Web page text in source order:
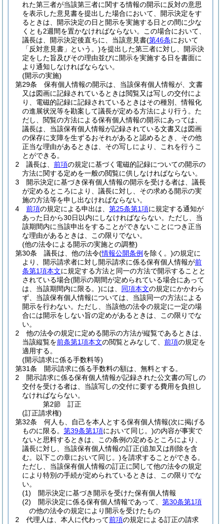
れた第三者が当該第三者に関する情報の開示に反対の意思
を表示した意見書を提出した場合において、開示決定をす
るときは、開示決定の日と開示を実施する日との間に少な
くとも2週間を置かなければならない。
この場合において、
議長は、開示決定後直ちに、当該意見書(第46条において
「反対意見書」という。)を提出した第三者に対し、開示決
定をした旨及びその理由並びに開示を実施する日を書面に
より通知しなければならない。
(開示の実施)
第29条
保有個人情報の開示は、当該保有個人情報が、文書
又は図画に記録されているときは閲覧又は写しの交付によ
り、電磁的記録に記録されているときはその種別、情報化
の進展状況等を勘案して議長が定める方法により行う。 た
だし、閲覧の方法による保有個人情報の開示にあっては、
議長は、当該保有個人情報が記録されている文書又は図画
の保存に支障を生ずるおそれがあると認めるとき、その他
正当な理由があるときは、その写しにより、これを行うこ
とができる。
2
議長は、 前項の規定に基づく電磁的記録についての開示の
方法に関する定めを一般の閲覧に供しなければならない。
3
開示決定に基づき保有個人情報の開示を受ける者は、議長
が定めるところにより、議長に対し、その求める開示の実
施の方法等を申し出なければならない。
4
前項の規定による申出は、 第25条第1項に規定する通知が
あった日から30日以内にしなければならない。 ただし、当
該期間内に当該申出をすることができないことにつき正当
な理由があるときは、この限りでない。
(他の法令による開示の実施との調整)
第30条
議長は、他の法令(情報公開条例 を除く。)の規定に
より、開示請求者に対し開示請求に係る保有個人情報が前
条第1項本文に規定する方法と同一の方法で開示することと
されている場合(開示の期間が定められている場合にあって
は、当該期間内に限る。)には、 同項本文の規定にかかわら
ず、当該保有個人情報については、当該同一の方法による
開示を行わない。 ただし、当該他の法令の規定に一定の場
合には開示をしない旨の定めがあるときは、この限りでな
い。
2
他の法令の規定に定める開示の方法が縦覧であるときは、
当該縦覧を前条第1項本文の閲覧とみなして、 前項の規定を
適用する。
(開示請求に係る手数料等)
第31条
開示請求に係る手数料の額は、無料とする。
2
開示請求に係る保有個人情報が記録された公文書の写しの
交付を受ける者は、当該写しの交付に要する費用を負担し
なければならない。
第2節
訂正
(訂正請求権)
第32条
何人も、自己を本人とする保有個人情報(次に掲げる
ものに限る。 第39条第1項において同じ。)の内容が事実で
ないと思料するときは、この条例の定めるところにより、
議長に対し、当該保有個人情報の訂正(追加又は削除を含
む。以下この章において同じ。)を請求することができる。
ただし、当該保有個人情報の訂正に関して他の法令の規定
により特別の手続が定められているときは、この限りでな
い。
(1)
開示決定に基づき開示を受けた保有個人情報
(2)
開示決定に係る保有個人情報であって、 第30条第1項
の他の法令の規定により開示を受けたもの
2
代理人は、本人に代わって前項の規定による訂正の請求